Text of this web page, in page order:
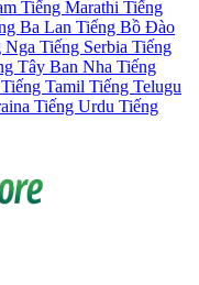
Tiếng Marathi Tiếng
Ba Lan Tiếng Bồ Đào
Nga Tiếng Serbia Tiếng
Tây Ban Nha Tiếng
Tiếng Tamil Tiếng Telugu
Tiếng Urdu Tiếng